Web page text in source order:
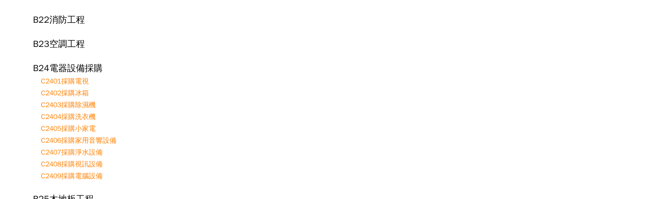
B22消防工程
B23空調工程
B24電器設備採購
C2401採購電視
C2402採購冰箱
C2403採購除濕機
C2404採購洗衣機
C2405採購小家電
C2406採購家用音響設備
C2407採購淨水設備
C2408採購視訊設備
C2409採購電腦設備